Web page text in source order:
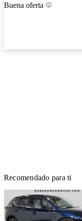
Buena oferta
Recomendado para ti